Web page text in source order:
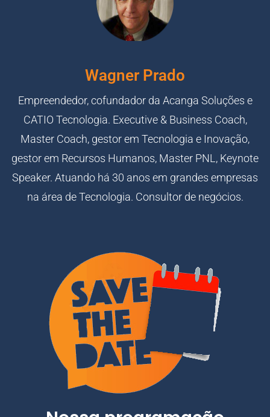
Wagner Prado
Empreendedor, cofundador da Acanga Soluções e
CATIO Tecnologia. Executive & Business Coach,
Master Coach, gestor em Tecnologia e Inovação,
gestor em Recursos Humanos, Master PNL, Keynote
Speaker. Atuando há 30 anos em grandes empresas
na área de Tecnologia. Consultor de negócios.